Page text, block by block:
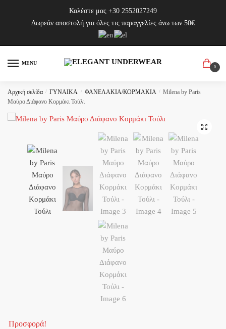
Καλέστε μας +30 2552027249
Δωρεάν αποστολή για όλες τις παραγγελίες άνω των 50€
MENU
0
Αρχική σελίδα / ΓΥΝΑΙΚΑ / ΦΑΝΕΛΑΚΙΑ/ΚΟΡΜΑΚΙΑ / Milena by Paris
Μαύρο Διάφανο Κορμάκι Τούλι
🔍
Προσφορά!